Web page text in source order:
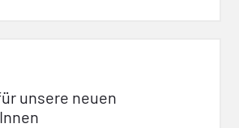
unsere neuen